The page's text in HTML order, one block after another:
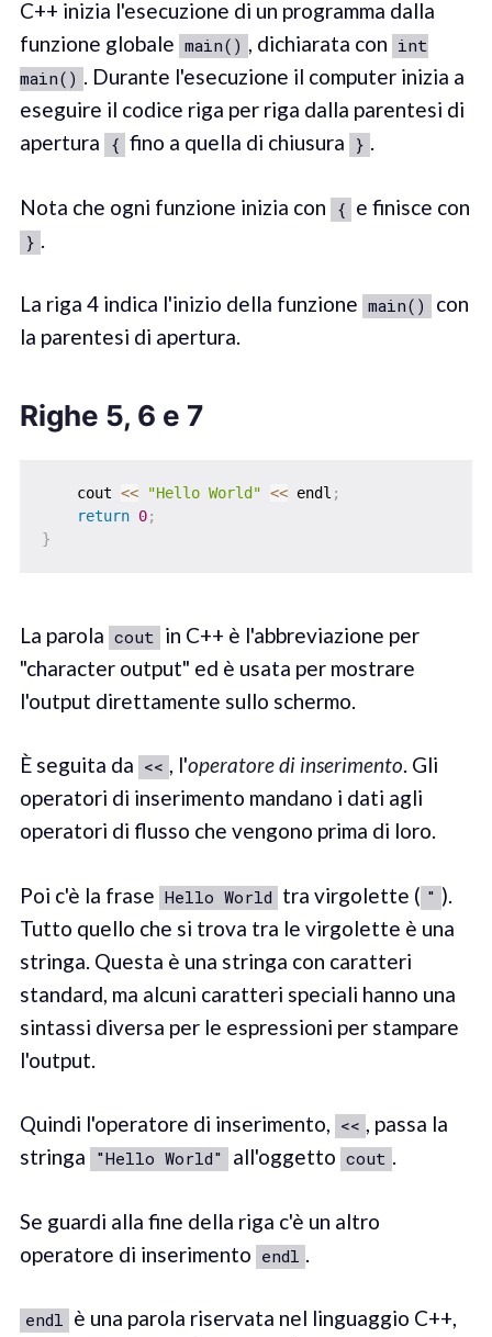
C++ inizia l'esecuzione di un programma dalla
funzione globale main() , dichiarata con int
main() . Durante l'esecuzione il computer inizia a
eseguire il codice riga per riga dalla parentesi di
apertura { fino a quella di chiusura } .
Nota che ogni funzione inizia con { e finisce con
} .
La riga 4 indica l'inizio della funzione main()
con
la parentesi di apertura.
Righe 5, 6 e 7
    cout
<< "Hello World" << endl ;
return 0;
}
La parola cout in C++ è l'abbreviazione per
"character output" ed è usata per mostrare
l'output direttamente sullo schermo.
È seguita da << , l'operatore di inserimento. Gli
operatori di inserimento mandano i dati agli
operatori di flusso che vengono prima di loro.
Poi c'è la frase Hello World tra virgolette ( " ).
Tutto quello che si trova tra le virgolette è una
stringa. Questa è una stringa con caratteri
standard, ma alcuni caratteri speciali hanno una
sintassi diversa per le espressioni per stampare
l'output.
Quindi l'operatore di inserimento, << , passa la
stringa "Hello World" all'oggetto cout .
Se guardi alla fine della riga c'è un altro
operatore di inserimento endl .
endl è una parola riservata nel linguaggio C++,